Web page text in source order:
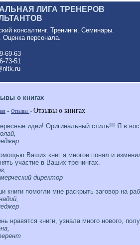
ЛИГА ТРЕНЕРОВ
консалтинг. Тренинги. Семинары.
Оценка персонала.
69-63
73-51
о книгах
» Отзывы » Отзывы о книгах
идеи! Оригинальный стиль!!! Я в
Ваших книг я многое понял и
участие в Ваших тренингах.
директор
книги помогли мне раскрыть заговор на
нравятся книги, узнала много нового,